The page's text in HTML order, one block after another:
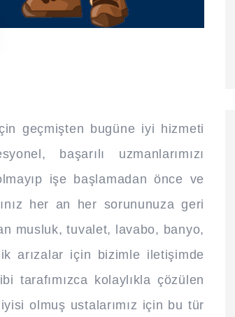
geçmişten bugüne iyi hizmeti
başarılı uzmanlarımızı
işe başlamadan önce ve
her an her sorununuza geri
musluk, tuvalet, lavabo, banyo,
arızalar için bizimle iletişimde
tarafımızca kolaylıkla çözülen
olmuş ustalarımız için bu tür